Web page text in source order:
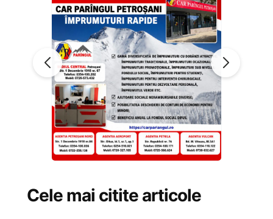
Cele mai citite articole